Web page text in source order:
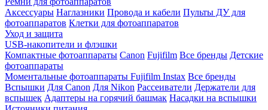
Аксессуары Наглазники Провода и кабели Пульты ДУ для
фотоаппаратов Клетки для фотоаппаратов
Уход и защита
USB-накопители и флэшки
Компактные фотоаппараты Canon Fujifilm Все бренды Детские
фотоаппараты
Моментальные фотоаппараты Fujifilm Instax Все бренды
Вспышки Для Canon Для Nikon Рассеиватели Держатели для
вспышек Адаптеры на горячий башмак Насадки на вспышки